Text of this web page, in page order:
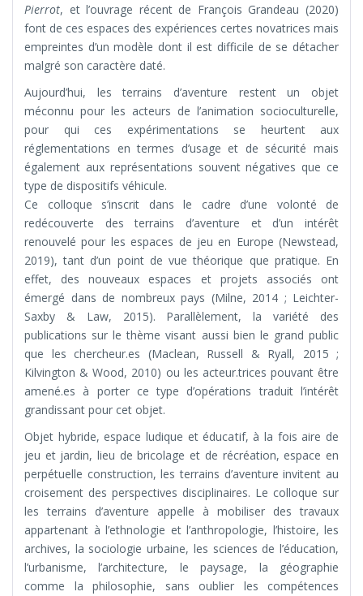
Pierrot, et l’ouvrage récent de François Grandeau (2020)
font de ces espaces des expériences certes novatrices mais
empreintes d’un modèle dont il est difficile de se détacher
malgré son caractère daté.
Aujourd’hui, les terrains d’aventure restent un objet
méconnu pour les acteurs de l’animation socioculturelle,
pour qui ces expérimentations se heurtent aux
réglementations en termes d’usage et de sécurité mais
également aux représentations souvent négatives que ce
type de dispositifs véhicule.
Ce colloque s’inscrit dans le cadre d’une volonté de
redécouverte des terrains d’aventure et d’un intérêt
renouvelé pour les espaces de jeu en Europe (Newstead,
2019), tant d’un point de vue théorique que pratique. En
effet, des nouveaux espaces et projets associés ont
émergé dans de nombreux pays (Milne, 2014 ; Leichter-
Saxby & Law, 2015). Parallèlement, la variété des
publications sur le thème visant aussi bien le grand public
que les chercheur.es (Maclean, Russell & Ryall, 2015 ;
Kilvington & Wood, 2010) ou les acteur.trices pouvant être
amené.es à porter ce type d’opérations traduit l’intérêt
grandissant pour cet objet.
Objet hybride, espace ludique et éducatif, à la fois aire de
jeu et jardin, lieu de bricolage et de récréation, espace en
perpétuelle construction, les terrains d’aventure invitent au
croisement des perspectives disciplinaires. Le colloque sur
les terrains d’aventure appelle à mobiliser des travaux
appartenant à l’ethnologie et l’anthropologie, l’histoire, les
archives, la sociologie urbaine, les sciences de l’éducation,
l’urbanisme, l’architecture, le paysage, la géographie
comme la philosophie, sans oublier les compétences